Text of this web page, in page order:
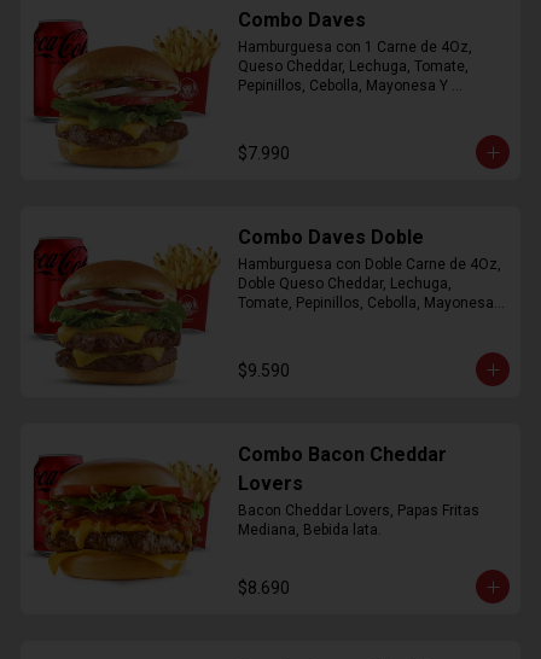
Combo Daves
Hamburguesa con 1 Carne de 4Oz,
Queso Cheddar, Lechuga, Tomate,
Pepinillos, Cebolla, Mayonesa Y
$7.990
Combo Daves Doble
Hamburguesa con Doble Carne de 4Oz,
Doble Queso Cheddar, Lechuga,
Tomate, Pepinillos, Cebolla, Mayonesa y
$9.590
Combo Bacon Cheddar
Lovers
Bacon Cheddar Lovers, Papas Fritas
Mediana, Bebida lata.
$8.690